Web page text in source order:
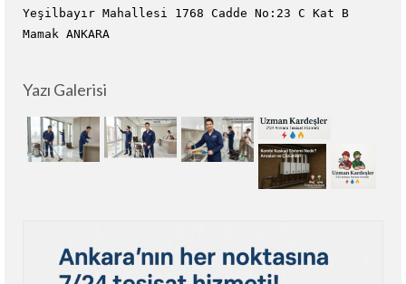
Yeşilbayır Mahallesi 1768 Cadde No:23 C Kat B
Mamak ANKARA
Yazı Galerisi